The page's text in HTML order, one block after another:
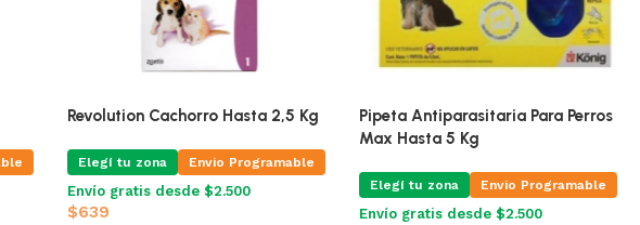
Frontline spray x 100 ml
Elegí tu zona Envio Programable
Envío gratis desde $2.500
Revolution Cachorro Hasta 2,5 Kg
Elegí tu zona
Envío gratis desde $2.500